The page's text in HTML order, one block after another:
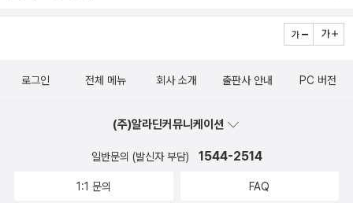
로그인 전체 메뉴 회사 소개 출판사 안내 PC 버전
(주)알라딘커뮤니케이션
일반문의 (발신자 부담) 1544-2514
1:1 문의 FAQ